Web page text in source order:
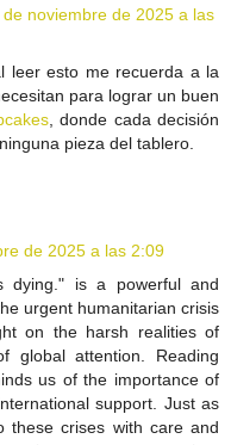
de noviembre de 2025 a las
leer esto me recuerda a la
para lograr un buen
, donde cada decisión
pieza del tablero.
de 2025 a las 2:09
dying." is a powerful and
urgent humanitarian crisis
on the harsh realities of
global attention. Reading
us of the importance of
support. Just as
these crises with care and